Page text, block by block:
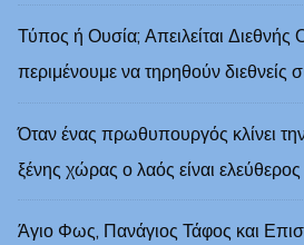
Τύπος ή Ουσία; Απειλείται Διεθνής
περιμένουμε να τηρηθούν διεθνείς
Όταν ένας πρωθυπουργός κλίνει
ξένης χώρας ο λαός είναι
Άγιο Φως, Πανάγιος Τάφος και